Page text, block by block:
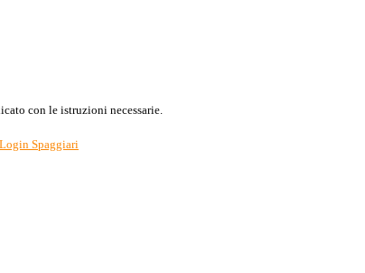
con le istruzioni necessarie.
Login Spaggiari